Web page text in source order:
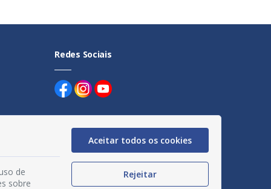
Redes Sociais
de
sobre
Aceitar todos os cookies
Rejeitar